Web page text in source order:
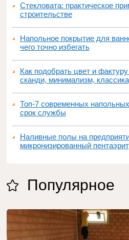
Стекловата: практическое
строительстве
Напольное покрытие для
чего точно избегать
Как подобрать цвет и
сканди, минимализм,
Топ‑7 современных
срок службы
Наливные полы на
микронизированный
Популярное